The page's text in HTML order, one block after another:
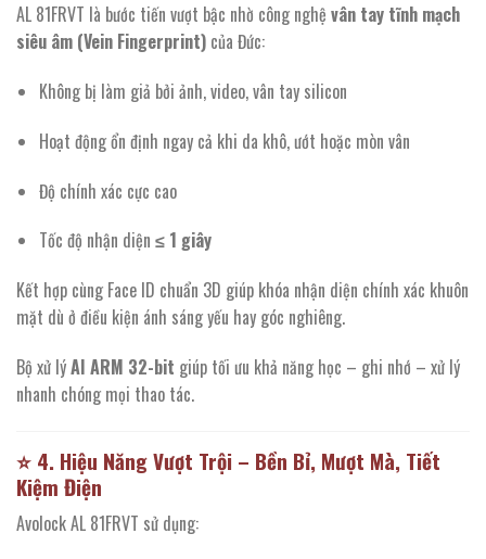
AL 81FRVT là bước tiến vượt bậc nhờ công nghệ vân tay tĩnh mạch
siêu âm (Vein Fingerprint) của Đức:
Không bị làm giả bởi ảnh, video, vân tay silicon
Hoạt động ổn định ngay cả khi da khô, ướt hoặc mòn vân
Độ chính xác cực cao
Tốc độ nhận diện ≤ 1 giây
Kết hợp cùng Face ID chuẩn 3D giúp khóa nhận diện chính xác khuôn
mặt dù ở điều kiện ánh sáng yếu hay góc nghiêng.
Bộ xử lýAI ARM 32-bit giúp tối ưu khả năng học – ghi nhớ – xử lý
nhanh chóng mọi thao tác.
⭐ 4. Hiệu Năng Vượt Trội – Bền Bỉ, Mượt Mà, Tiết
Kiệm Điện
Avolock AL 81FRVT sử dụng: